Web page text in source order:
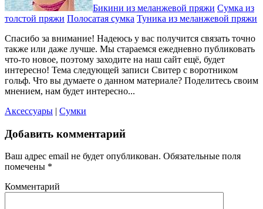
Бикини из меланжевой пряжи Сумка из
толстой пряжи Полосатая сумка Туника из меланжевой пряжи
Спасибо за внимание! Надеюсь у вас получится связать точно
также или даже лучше. Мы стараемся ежедневно публиковать
что-то новое, поэтому заходите на наш сайт ещё, будет
интересно! Тема следующей записи Свитер с воротником
гольф. Что вы думаете о данном материале? Поделитесь своим
мнением, нам будет интересно...
Аксессуары | Сумки
Добавить комментарий
Ваш адрес email не будет опубликован. Обязательные поля
помечены *
Комментарий